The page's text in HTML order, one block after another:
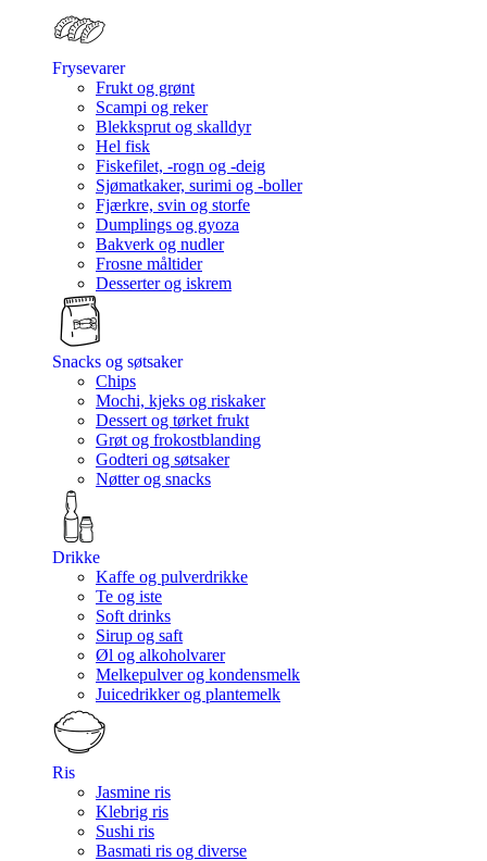
Frysevarer
Frukt og grønt
Scampi og reker
Blekksprut og skalldyr
Hel fisk
Fiskefilet, -rogn og -deig
Sjømatkaker, surimi og -boller
Fjærkre, svin og storfe
Dumplings og gyoza
Bakverk og nudler
Frosne måltider
Desserter og iskrem
Snacks og søtsaker
Chips
Mochi, kjeks og riskaker
Dessert og tørket frukt
Grøt og frokostblanding
Godteri og søtsaker
Nøtter og snacks
Drikke
Kaffe og pulverdrikke
Te og iste
Soft drinks
Sirup og saft
Øl og alkoholvarer
Melkepulver og kondensmelk
Juicedrikker og plantemelk
Ris
Jasmine ris
Klebrig ris
Sushi ris
Basmati ris og diverse